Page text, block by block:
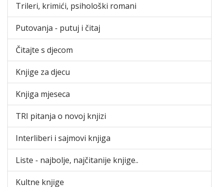
Trileri, krimići, psihološki romani
Putovanja - putuj i čitaj
Čitajte s djecom
Knjige za djecu
Knjiga mjeseca
TRI pitanja o novoj knjizi
Interliberi i sajmovi knjiga
Liste - najbolje, najčitanije knjige..
Kultne knjige